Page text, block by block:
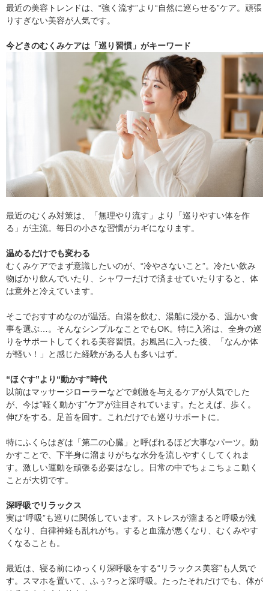
最近の美容トレンドは、“強く流す”より“自然に巡らせる”ケア。頑張
りすぎない美容が人気です。
今どきのむくみケアは「巡り習慣」がキーワード
最近のむくみ対策は、「無理やり流す」より「巡りやすい体を作
る」が主流。毎日の小さな習慣がカギになります。
温めるだけでも変わる
むくみケアでまず意識したいのが、“冷やさないこと”。冷たい飲み
物ばかり飲んでいたり、シャワーだけで済ませていたりすると、体
は意外と冷えています。
そこでおすすめなのが温活。白湯を飲む、湯船に浸かる、温かい食
事を選ぶ…。そんなシンプルなことでもOK。特に入浴は、全身の巡
りをサポートしてくれる美容習慣。お風呂に入った後、「なんか体
が軽い！」と感じた経験がある人も多いはず。
“ほぐす”より“動かす”時代
以前はマッサージローラーなどで刺激を与えるケアが人気でした
が、今は“軽く動かす”ケアが注目されています。たとえば、歩く。
伸びをする。足首を回す。これだけでも巡りサポートに。
特にふくらはぎは「第二の心臓」と呼ばれるほど大事なパーツ。動
かすことで、下半身に溜まりがちな水分を流しやすくしてくれま
す。激しい運動を頑張る必要はなし。日常の中でちょこちょこ動く
ことが大切です。
深呼吸でリラックス
実は“呼吸”も巡りに関係しています。ストレスが溜まると呼吸が浅
くなり、自律神経も乱れがち。すると血流が悪くなり、むくみやす
くなることも。
最近は、寝る前にゆっくり深呼吸をする“リラックス美容”も人気で
す。スマホを置いて、ふぅ?っと深呼吸。たったそれだけでも、体が